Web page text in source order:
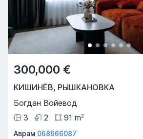
300,000 €
КИШИНЁВ, РЫШКАНОВКА
Богдан Войевод
3
2 91 m2
Аврам 068666087